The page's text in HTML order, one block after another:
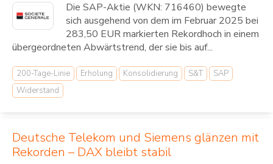
Die SAP-Aktie (WKN: 716460) bewegte
sich ausgehend von dem im Februar 2025 bei
283,50 EUR markierten Rekordhoch in einem
übergeordneten Abwärtstrend, der sie bis auf...
200-Tage-Linie Erholung Konsolidierung S&T
SAP
Widerstand
Deutsche Telekom und Siemens glänzen mit
Rekorden – DAX bleibt stabil